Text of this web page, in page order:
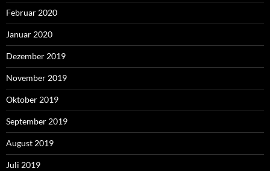
Februar 2020
Januar 2020
Dezember 2019
November 2019
Oktober 2019
September 2019
August 2019
Juli 2019